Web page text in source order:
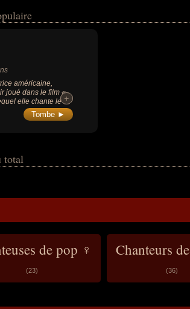
américaine,
joué dans le film «
elle chante le
coécrit et
What a
+
+
Tombe ►
total
de pop ♀
(23)
Chanteurs
(36)